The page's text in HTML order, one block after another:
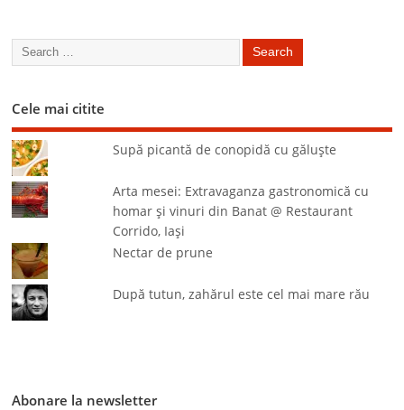
Cele mai citite
Supă picantă de conopidă cu găluşte
Arta mesei: Extravaganza gastronomică cu
homar şi vinuri din Banat @ Restaurant
Corrido, Iaşi
Nectar de prune
După tutun, zahărul este cel mai mare rău
Abonare la newsletter